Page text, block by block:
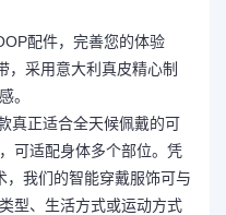
配件，完善您的体验
采用意大利真皮精心制
。
真正适合全天候佩戴的可
可适配身体多个部位。凭
我们的智能穿戴服饰可与
型、生活方式或运动方式